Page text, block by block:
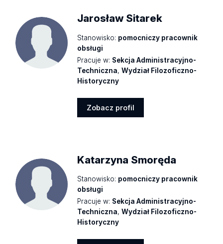
Jarosław Sitarek
Stanowisko: pomocniczy pracownik
obsługi
Pracuje w: Sekcja Administracyjno-
Techniczna,Wydział Filozoficzno-
Historyczny
Zobacz profil
Katarzyna Smoręda
Stanowisko: pomocniczy pracownik
obsługi
Pracuje w: Sekcja Administracyjno-
Techniczna,Wydział Filozoficzno-
Historyczny